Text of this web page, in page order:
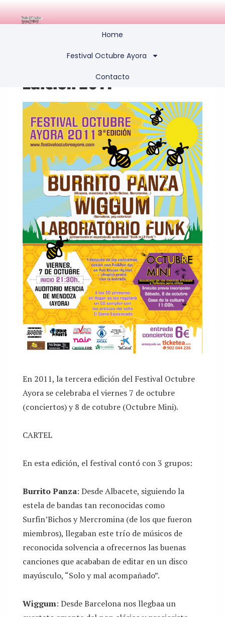
Home
Festival Octubre Ayora
Contacto
Edición 2011
En 2011, la tercera edición del Festival Octubre
Ayora se celebraba el viernes 7 de octubre
(conciertos) y 8 de cotubre (Octubre Mini).
CARTEL
En esta edición, el festival contó con 3 grupos:
Burrito Panza: Desde Albacete, siguiendo la
estela de bandas tan reconocidas como
Surfin’Bichos y Mercromina (de los que fueron
miembros), llegaban este trío de músicos de
reconocida solvencia a ofrecernos las buenas
canciones que acababan de editar en un disco
mayúsculo, “Solo y mal acompañado”.
Wiggum: Desde Barcelona nos llegbaa un